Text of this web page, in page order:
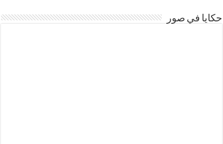
حكايا في صور